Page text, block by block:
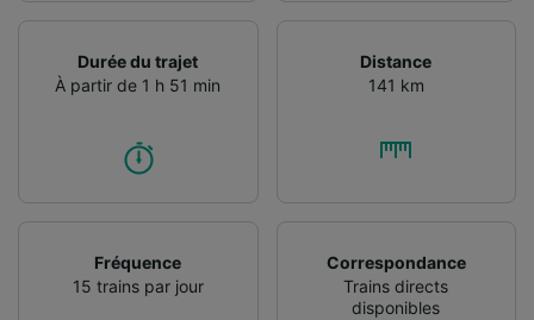
Durée du trajet
À partir de 1 h 51 min
Distance
141 km
Fréquence
15 trains par jour
Correspondance
Trains directs
disponibles